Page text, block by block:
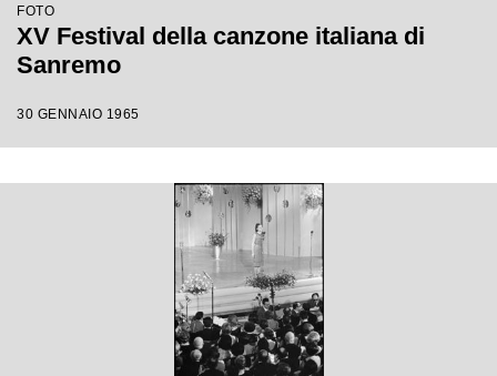
FOTO
XV Festival della canzone italiana di
Sanremo
30 GENNAIO 1965